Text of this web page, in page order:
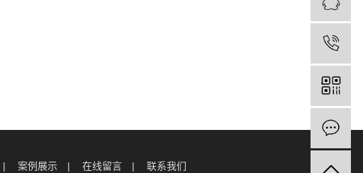
案例展示 在线留言 联系我们